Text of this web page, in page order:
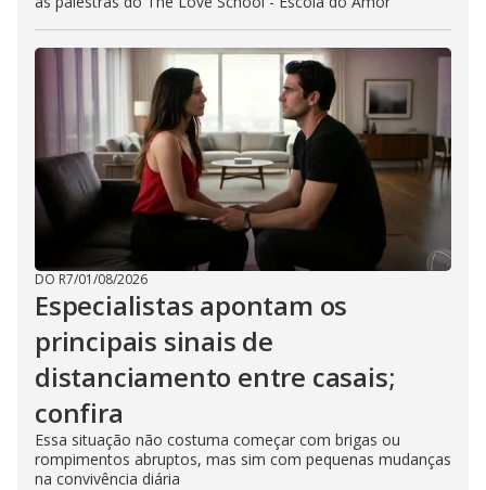
DO R7/01/08/2026
Especialistas apontam os
principais sinais de
distanciamento entre casais;
confira
Essa situação não costuma começar com brigas ou
rompimentos abruptos, mas sim com pequenas mudanças
na convivência diária